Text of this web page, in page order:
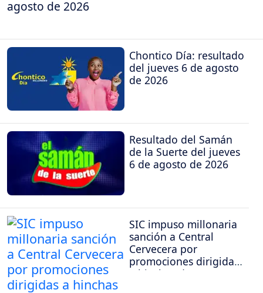
agosto de 2026
Chontico Día: resultado
del jueves 6 de agosto
de 2026
Resultado del Samán
de la Suerte del jueves
6 de agosto de 2026
SIC impuso millonaria
sanción a Central
Cervecera por
promociones dirigidas
a hinchas de